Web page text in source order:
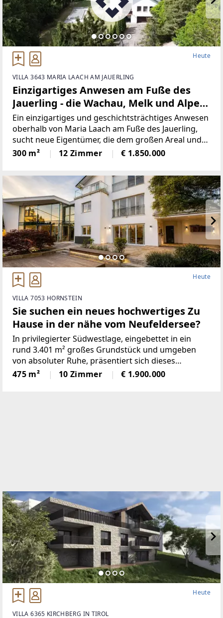
Heute
VILLA 3643 MARIA LAACH AM JAUERLING
Einzigartiges Anwesen am Fuße des
Jauerling - die Wachau, Melk und Alpen
in Sichtweite!
Ein einzigartiges und geschichtsträchtiges Anwesen
oberhalb von Maria Laach am Fuße des Jauerling,
sucht neue Eigentümer, die dem großen Areal und
den darauf befindlichen Gebäuden, einen neuem
Zweck zuführen!Besonders
300 m² 12 Zimmer € 1.850.000
Heute
VILLA 7053 HORNSTEIN
Sie suchen ein neues hochwertiges Zu
Hause in der nähe vom Neufeldersee?
In privilegierter Südwestlage, eingebettet in ein
rund 3.401 m² großes Grundstück und umgeben
von absoluter Ruhe, präsentiert sich dieses
außergewöhnliche Anwesen als Rückzugsort für
höchste Wohnansprüche. Die Kombination aus
475 m² 10 Zimmer € 1.900.000
Heute
VILLA 6365 KIRCHBERG IN TIROL